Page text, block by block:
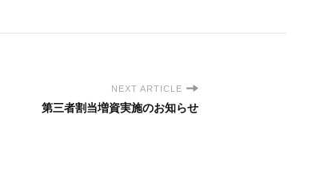
NEXT ARTICLE
第三者割当増資実施のお知らせ